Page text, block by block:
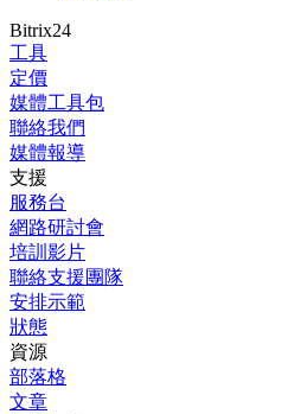
Bitrix24
工具
定價
媒體工具包
聯絡我們
媒體報導
支援
服務台
網路研討會
培訓影片
聯絡支援團隊
安排示範
狀態
資源
部落格
文章